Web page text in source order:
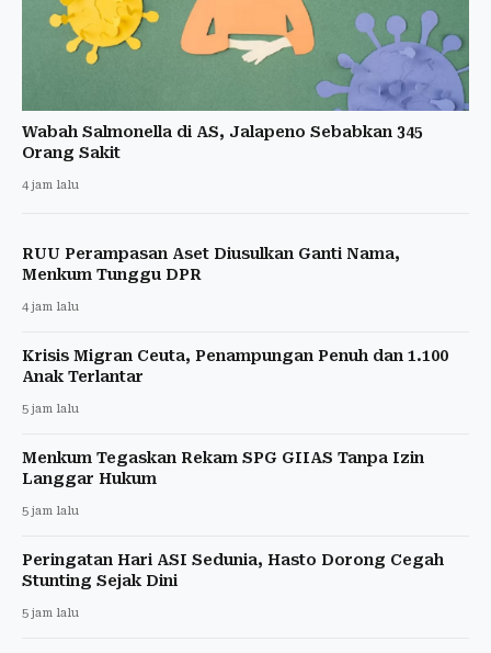
Wabah Salmonella di AS, Jalapeno Sebabkan 345
Orang Sakit
4 jam lalu
RUU Perampasan Aset Diusulkan Ganti Nama,
Menkum Tunggu DPR
4 jam lalu
Krisis Migran Ceuta, Penampungan Penuh dan 1.100
Anak Terlantar
5 jam lalu
Menkum Tegaskan Rekam SPG GIIAS Tanpa Izin
Langgar Hukum
5 jam lalu
Peringatan Hari ASI Sedunia, Hasto Dorong Cegah
Stunting Sejak Dini
5 jam lalu